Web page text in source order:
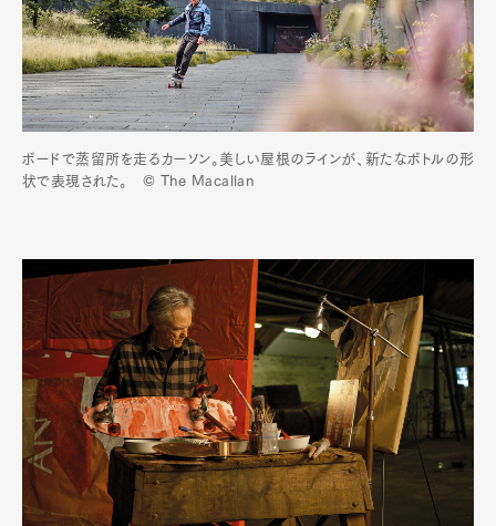
ボードで蒸留所を走るカーソン。美しい屋根のラインが、新たなボトルの形
状で表現された。 © The Macallan